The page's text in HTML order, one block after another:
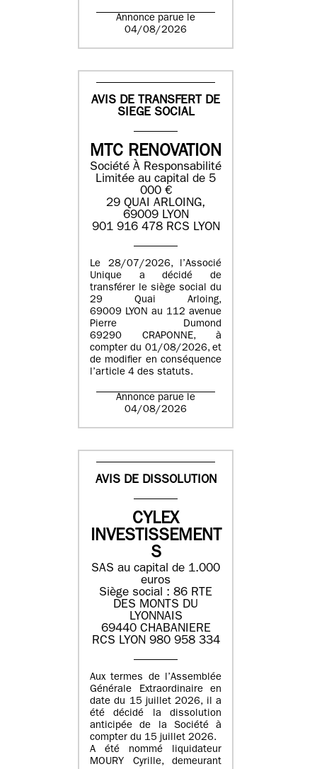
Annonce parue le
04/08/2026
AVIS DE TRANSFERT DE
SIEGE SOCIAL
MTC RENOVATION
Société À Responsabilité
Limitée au capital de 5
000 €
29 QUAI ARLOING,
69009 LYON
901 916 478 RCS LYON
Le 28/07/2026, l’Associé
Unique a décidé de
transférer le siège social du
29 Quai Arloing,
69009 LYON au 112 avenue
Pierre Dumond
69290 CRAPONNE, à
compter du 01/08/2026, et
de modifier en conséquence
l’article 4 des statuts.
Annonce parue le
04/08/2026
AVIS DE DISSOLUTION
CYLEX
INVESTISSEMENT
S
SAS au capital de 1.000
euros
Siège social : 86 RTE
DES MONTS DU
LYONNAIS
69440 CHABANIERE
RCS LYON 980 958 334
Aux termes de l’Assemblée
Générale Extraordinaire en
date du 15 juillet 2026, il a
été décidé la dissolution
anticipée de la Société à
compter du 15 juillet 2026.
A été nommé liquidateur
MOURY Cyrille, demeurant